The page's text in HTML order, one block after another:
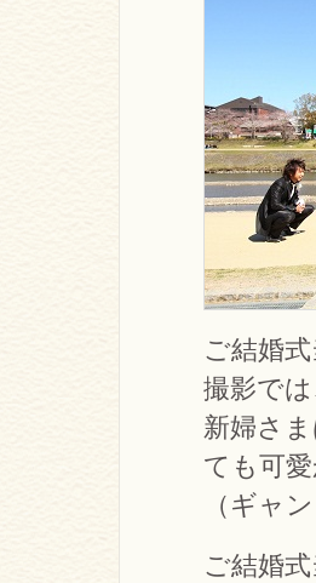
ご結婚
撮影で
新婦さ
ても可
（ギャ
ご結婚